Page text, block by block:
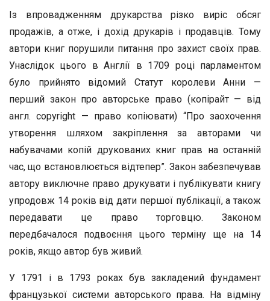
Із впровадженням друкарства різко виріс обсяг
продажів, а отже, і дохід друкарів і продавців. Тому
автори книг порушили питання про захист своїх прав.
Унаслідок цього в Англії в 1709 році парламентом
було прийнято відомий Статут королеви Анни —
перший закон про авторське право (копірайт — від
англ. соруright — право копіювати) “Про заохочення
утворення шляхом закріплення за авторами чи
набувачами копій друкованих книг прав на останній
час, що встановлюється відтепер”. Закон забезпечував
автору виключне право друкувати і публікувати книгу
упродовж 14 років від дати першої публікації, а також
передавати це право торговцю. Законом
передбачалося подвоєння цього терміну ще на 14
років, якщо автор був живий.
У 1791 і в 1793 роках був закладений фундамент
французької системи авторського права. На відміну